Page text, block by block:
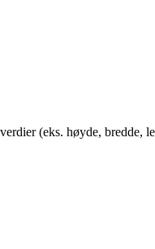
(eks. høyde, bredde,